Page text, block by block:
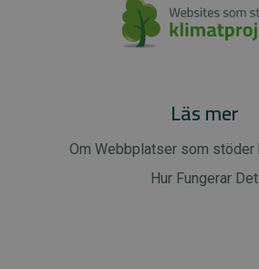
Läs mer
Om Webbplatser som stöder
Hur Fungerar Det